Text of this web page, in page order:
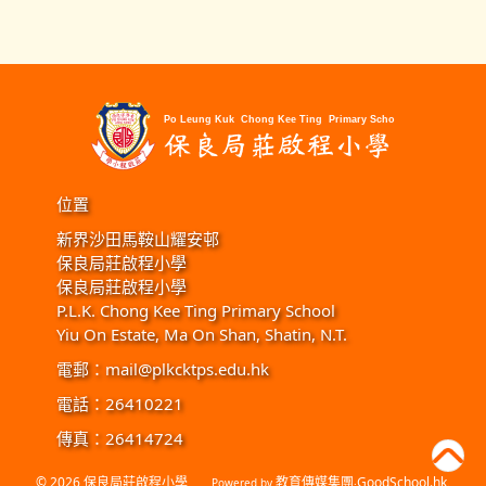
位置
新界沙田馬鞍山耀安邨
保良局莊啟程小學
保良局莊啟程小學
P.L.K. Chong Kee Ting Primary School
Yiu On Estate, Ma On Shan, Shatin, N.T.
電郵： mail@plkcktps.edu.hk
電話：26410221
傳真：26414724
© 2026保良局莊啟程小學 Powered by 教育傳媒集團‧GoodSchool.hk.